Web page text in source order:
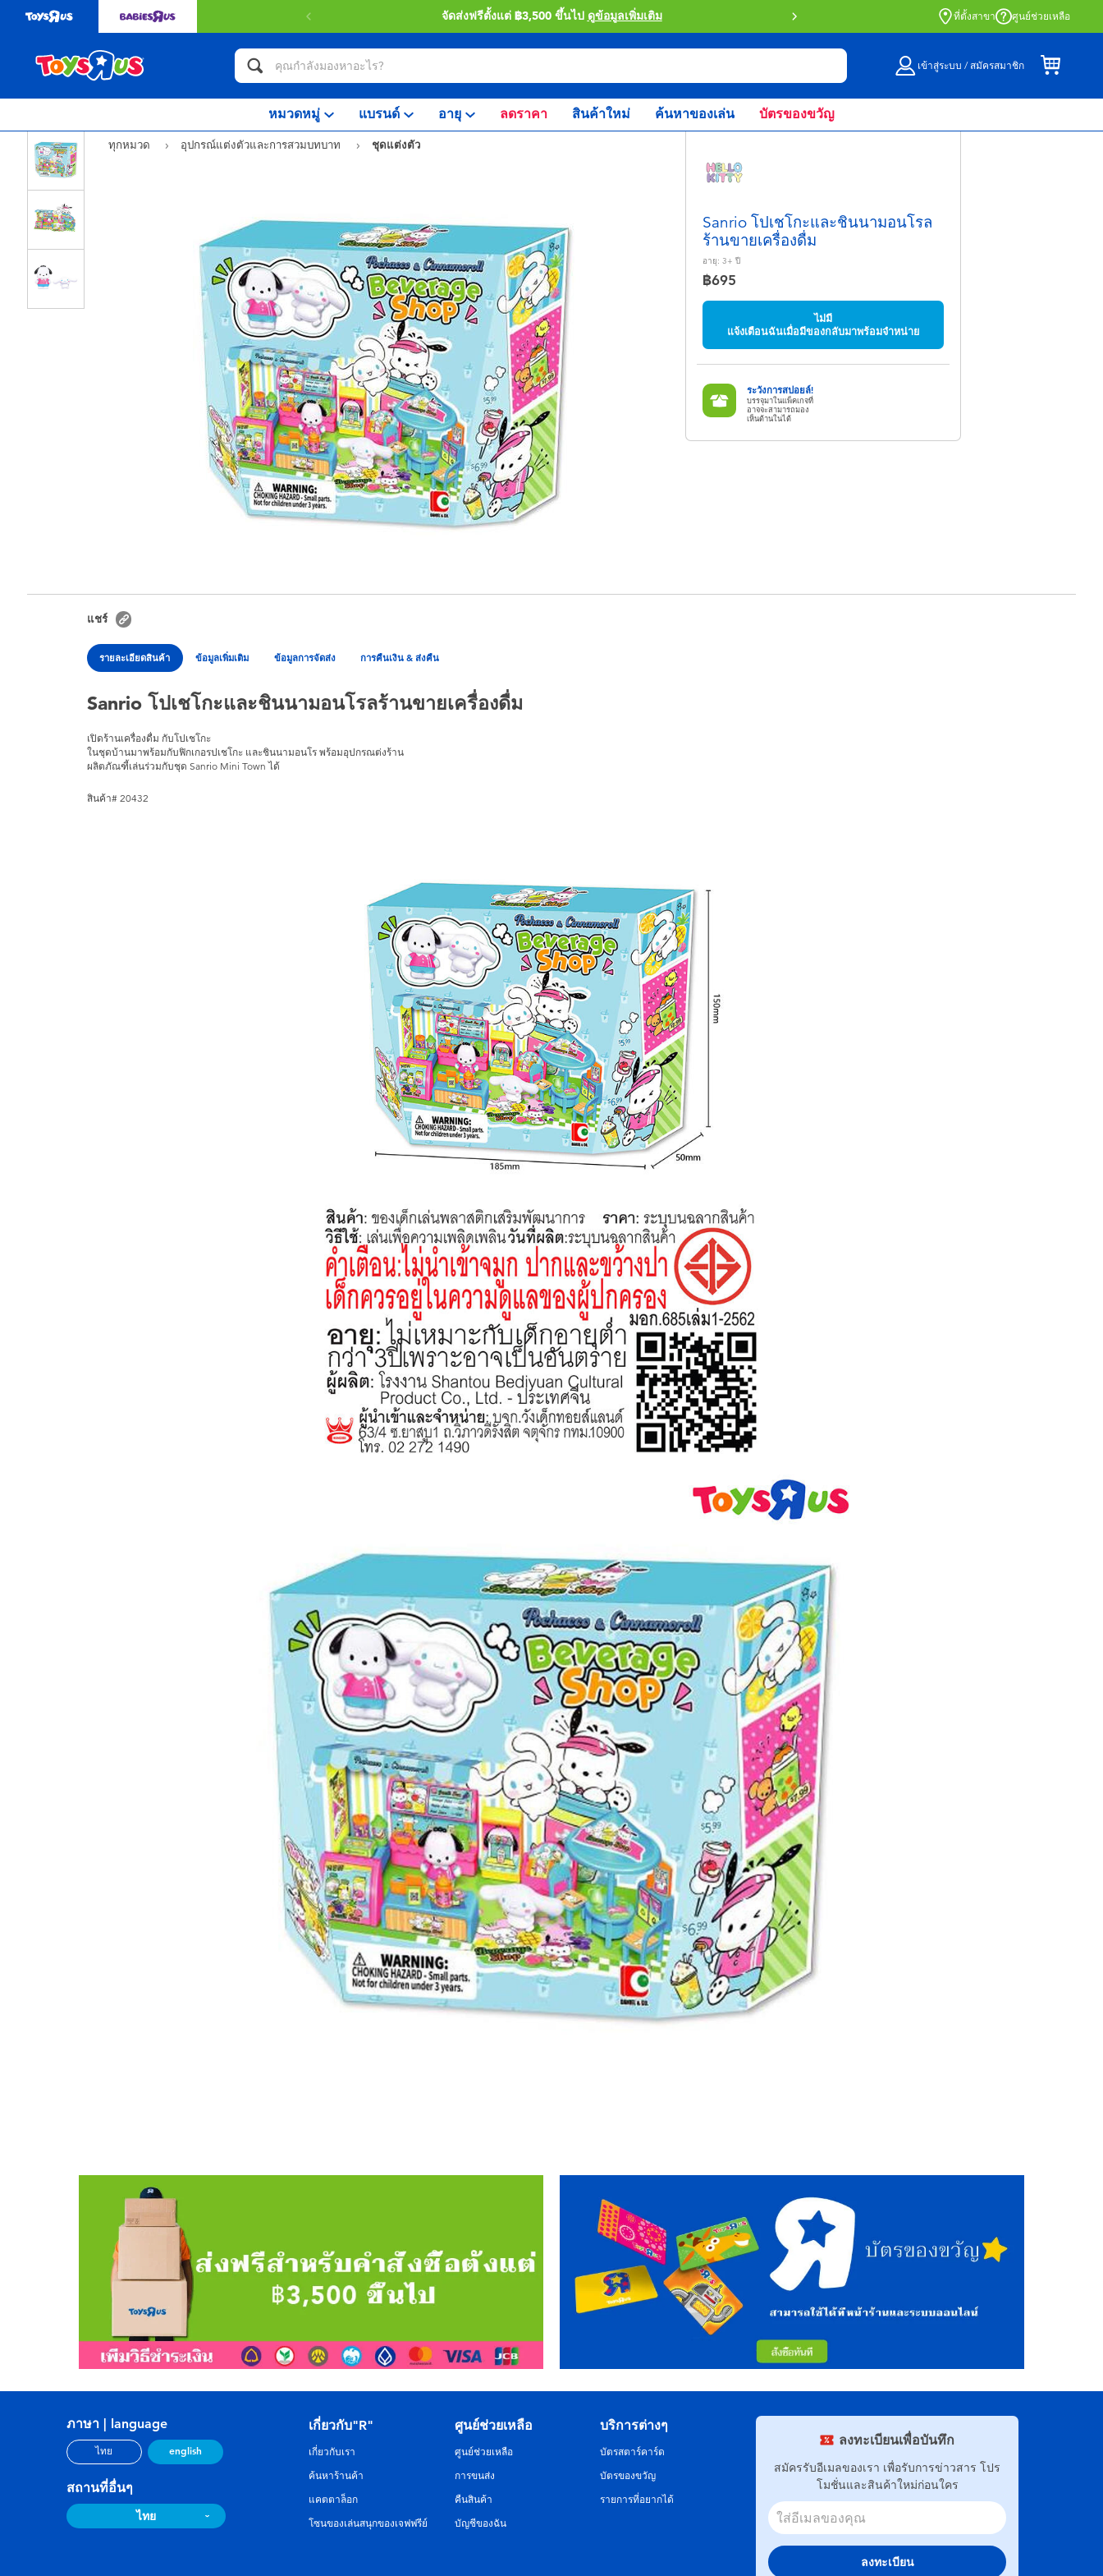
จัดส่งฟรีตั้งแต่ ฿3,500 ขึ้นไป ดูข้อมูลเพิ่มเติม สั่งซื้อออนไลน์และรับที่หน้าร้านด้วย Click
ที่ตั้งสาขา ศูนย์ช่วยเหลือ
เข้าสู่ระบบ / สมัครสมาชิก
หมวดหมู่ แบรนด์ อายุ ลดราคา สินค้าใหม่ ค้นหาของเล่น บัตรของขวัญ
ทุกหมวด อุปกรณ์แต่งตัวและการสวมบทบาท ชุดแต่งตัว
Sanrio โปเชโกะและชินนามอนโรล
ร้านขายเครื่องดื่ม
อายุ: 3+ ปี
฿695
ไม่มี
แจ้งเตือนฉันเมื่อมีของกลับมาพร้อมจำหน่าย
ระวังการสปอยล์!
บรรจุมาในแพ็คเกจที่
อาจจะสามารถมอง
เห็นด้านในได้
แชร์
รายละเอียดสินค้า ข้อมูลเพิ่มเติม ข้อมูลการจัดส่ง การคืนเงิน & ส่งคืน
Sanrio โปเชโกะและชินนามอนโรลร้านขายเครื่องดื่ม
เปิดร้านเครื่องดื่ม กับโปเชโกะ
ในชุดบ้านมาพร้อมกับฟิกเกอรปเชโกะ และชินนามอนโร พร้อมอุปกรณต่งร้าน
ผลิตภัณฑี้เล่นร่วมกับชุด Sanrio Mini Town ได้
สินค้า# 20432
ลงทะเบียนเพื่อบันทึก
สมัครรับอีเมลของเรา เพื่อรับการข่าวสาร โปร
โมชั่นและสินค้าใหม่ก่อนใคร
ลงทะเบียน
ภาษา | language
ไทย english
สถานที่อื่นๆ
ไทย
เกี่ยวกับ"R"
เกี่ยวกับเรา
ค้นหาร้านค้า
แคตตาล็อก
โซนของเล่นสนุกของเจฟฟรีย์
ศูนย์ช่วยเหลือ
ศูนย์ช่วยเหลือ
การขนส่ง
คืนสินค้า
บัญชีของฉัน
บริการต่างๆ
บัตรสตาร์คาร์ด
บัตรของขวัญ
รายการที่อยากได้